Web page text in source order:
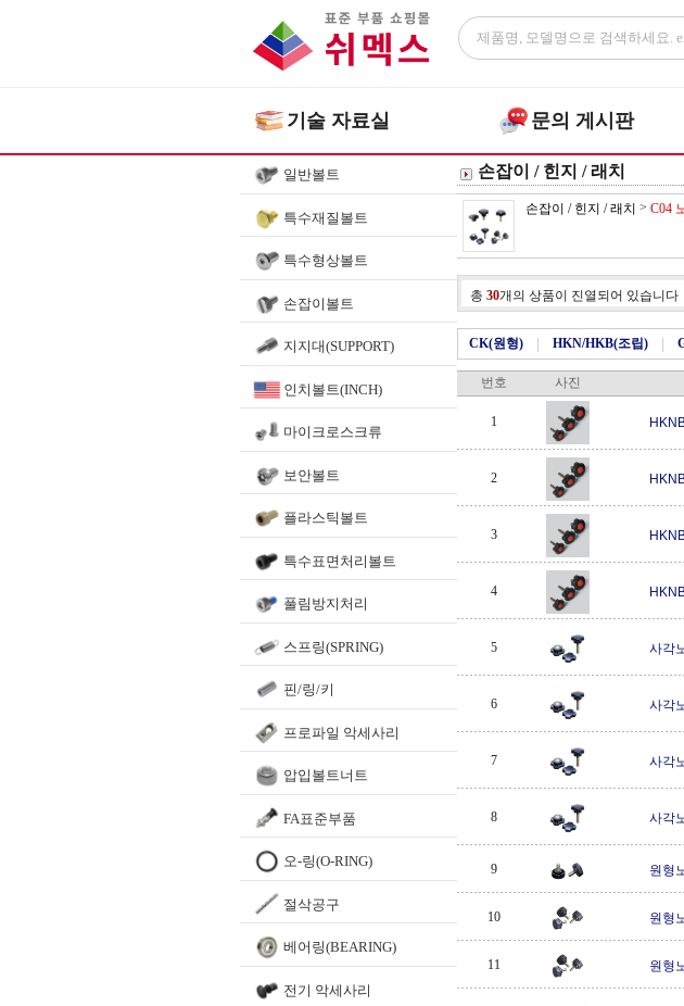
기술 자료실 문의 게시판
일반볼트
특수재질볼트
특수형상볼트
손잡이볼트
지지대(SUPPORT)
인치볼트(INCH)
마이크로스크류
보안볼트
플라스틱볼트
특수표면처리볼트
풀림방지처리
스프링(SPRING)
핀/링/키
프로파일 악세사리
압입볼트너트
FA표준부품
오-링(O-RING)
절삭공구
베어링(BEARING)
전기 악세사리
손잡이 / 힌지 / 래치
손잡이 / 힌지 / 래치 > C04
총 30개의 상품이 진열되어 있습니다
CK(원형) HKN/HKB(조립)
번호 사진
1
2
3
4
5 사각
6 사각
7 사각
8 사각
9 원형
10 원형
11 원형